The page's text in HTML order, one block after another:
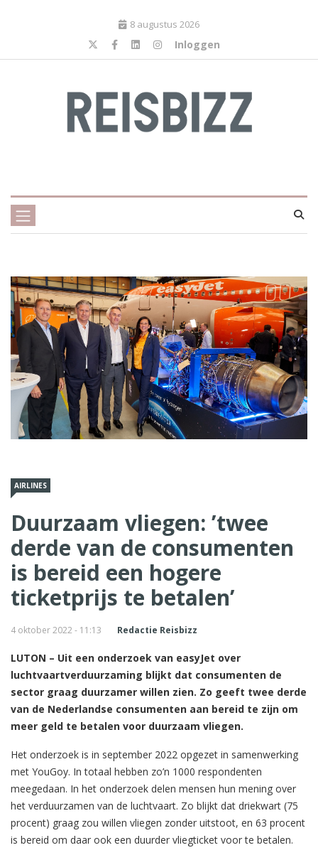
8 augustus 2026
Inloggen
AIRLINES
Duurzaam vliegen: ’twee
derde van de consumenten
is bereid een hogere
ticketprijs te betalen’
4 oktober 2022 - 11:13 Redactie Reisbizz
LUTON – Uit een onderzoek van easyJet over
luchtvaartverduurzaming blijkt dat consumenten de
sector graag duurzamer willen zien. Zo geeft twee derde
van de Nederlandse consumenten aan bereid te zijn om
meer geld te betalen voor duurzaam vliegen.
Het onderzoek is in september 2022 opgezet in samenwerking
met YouGoy. In totaal hebben zo’n 1000 respondenten
meegedaan. In het onderzoek delen mensen hun mening over
het verduurzamen van de luchtvaart. Zo blijkt dat driekwart (75
procent) graag zou willen vliegen zonder uitstoot, en 63 procent
is bereid om daar ook een duurder vliegticket voor te betalen.